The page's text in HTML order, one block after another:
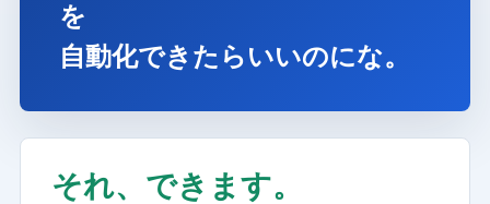
を
自動化できたらいいのにな。
それ、できます。